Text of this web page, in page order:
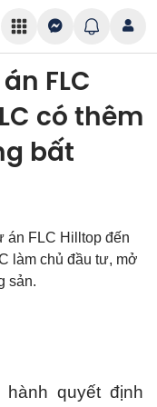
FLC
có thêm
bất
án FLC Hilltop đến
làm chủ đầu tư, mở
sản.
quyết định